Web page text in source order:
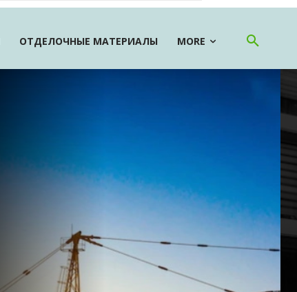
ОТДЕЛОЧНЫЕ МАТЕРИАЛЫ MORE